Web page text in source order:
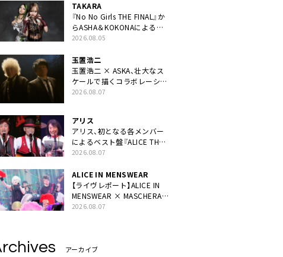
TAKARA
『No No Girls THE FINAL』か
らASHA＆KOKONAによるユ
ニット・TAKARAがデビュー
2026.08.05
玉置浩二
玉置浩二 × ASKA、壮大なス
ケールで描くコラボレーショ
ン曲「音銀河」リリース決定。
2026.08.07
アリス
アリス、初となる各メンバー
によるベスト盤『ALICE THE
BEST “TORILOGY”』リリー
2026.08.07
ALICE IN MENSWEAR
【ライヴレポート】ALICE IN
MENSWEAR × MASCHERA、
ツーマン＜Masquerade in
2026.08.07
アーカイブ